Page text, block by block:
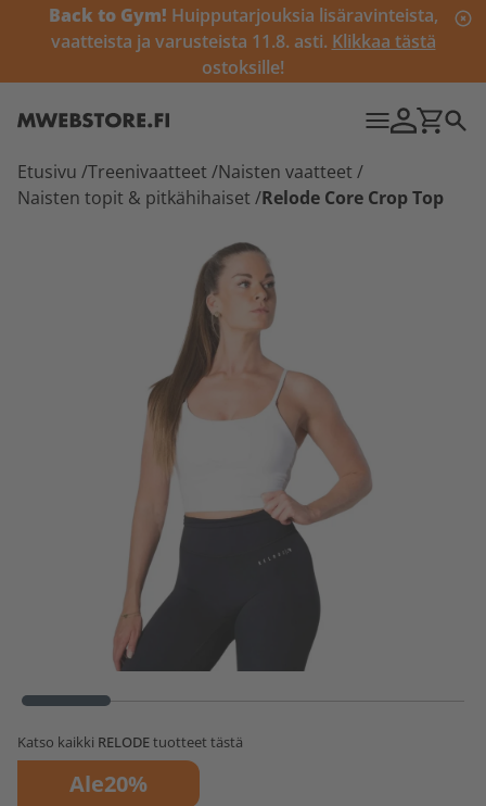
Back to Gym! Huipputarjouksia lisäravinteista,
vaatteista ja varusteista 11.8. asti. Klikkaa tästä
ostoksille!
Etusivu /Treenivaatteet /Naisten vaatteet /
Naisten topit & pitkähihaiset /Relode Core Crop Top
Katso kaikki RELODEtuotteet tästä
Ale20%